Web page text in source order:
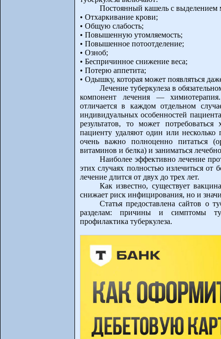
Постоянный кашель с выделением
• Отхаркивание крови;
• Общую слабость;
• Повышенную утомляемость;
• Повышенное потоотделение;
• Озноб;
• Беспричинное снижение веса;
• Потерю аппетита;
• Одышку, которая может появляться
Лечение туберкулеза в
компонент лечения —
отличается в каждом отдельном
индивидуальных особенностей
результатов, то может
пациенту удаляют один или
очень важно полноценно питаться
витаминов и белка) и заниматься
Наиболее эффективно лечение
этих случаях полностью излечиться от
лечение длится от двух до трех лет.
Как известно, существует
снижает риск инфицирования, но и
Статья предоставлена сайтов о
разделам: причины и симптомы
профилактика туберкулеза.